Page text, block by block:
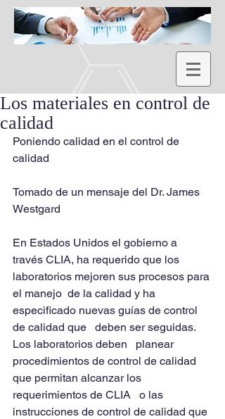
Los materiales en control de
calidad
Poniendo calidad en el control de
calidad
Tomado de un mensaje del Dr. James
Westgard
En Estados Unidos el gobierno a
través CLIA, ha requerido que los
laboratorios mejoren sus procesos para
el manejo  de la calidad y ha
especificado nuevas guías de control
de calidad que   deben ser seguidas.
Los laboratorios deben   planear
procedimientos de control de calidad
que permitan alcanzar los
requerimientos de CLIA   o las
instrucciones de control de calidad que